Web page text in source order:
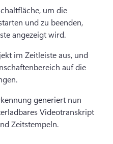
um die
und zu beenden,
angezeigt wird.
im Zeitleiste aus, und
auf die
generiert nun
Videotranskript
Zeitstempeln.